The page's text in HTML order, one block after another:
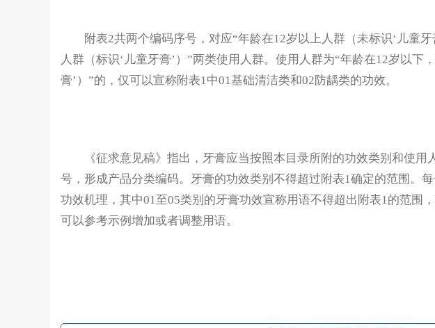
附表2共两个编码序号，对应“年龄在12岁以上人群（未标识‘儿童牙
人群（标识‘儿童牙膏’）”两类使用人群。使用人群为“年龄在12岁以下
膏’）”的，仅可以宣称附表1中01基础清洁类和02防龋类的功效。
《征求意见稿》指出，牙膏应当按照本目录所附的功效类别和使用
号，形成产品分类编码。牙膏的功效类别不得超过附表1确定的范围。
功效机理，其中01至05类别的牙膏功效宣称用语不得超出附表1的范围
可以参考示例增加或者调整用语。